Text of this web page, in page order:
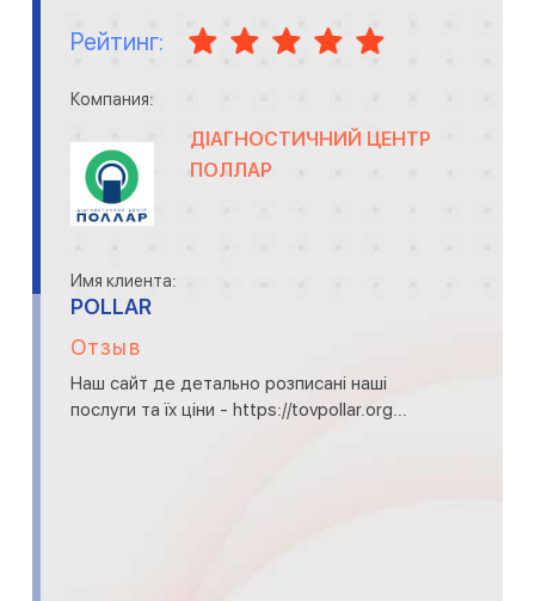
Рейтинг:
Компания:
ДІАГНОСТИЧНИЙ ЦЕНТР
ПОЛЛАР
Имя клиента:
POLLAR
Отзыв
Наш сайт де детально розписані наші
послуги та їх ціни - https://tovpollar.org...